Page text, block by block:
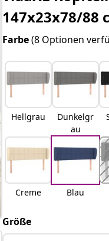
147x23x78/88
Farbe(8 Optionen
Hellgrau
Dunkelgr
au
Creme Blau
Größe